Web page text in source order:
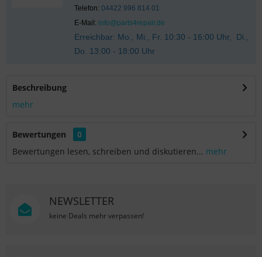
Telefon: 04422 996 814 01
E-Mail: info@parts4repair.de
Erreichbar: Mo., Mi., Fr. 10:30 - 16:00 Uhr, Di.,
Do. 13:00 - 18:00 Uhr
Beschreibung
mehr
Bewertungen
0
Bewertungen lesen, schreiben und diskutieren... mehr
NEWSLETTER
keine Deals mehr verpassen!